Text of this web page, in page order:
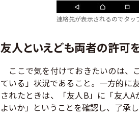
連絡先が表示されるのでタッ
友人といえども両者の許可
ここで気を付けておきたいのは、
ている」状況であること。一方的に
されたときは、「友人B」に「友人
よいか」ということを確認し、了承